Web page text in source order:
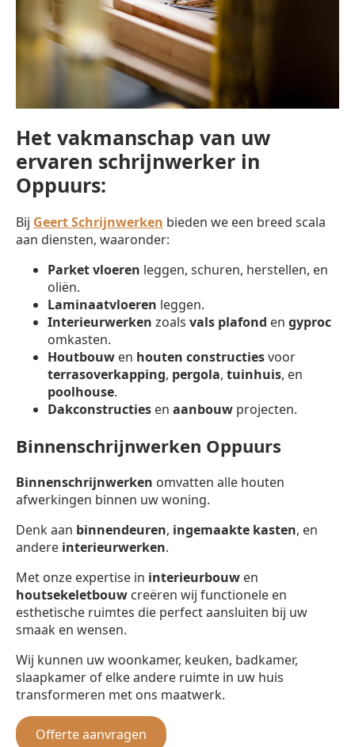
Het vakmanschap van uw
ervaren schrijnwerker in
Oppuurs:
Bij Geert Schrijnwerken bieden we een breed scala
aan diensten, waaronder:
Parket vloeren leggen, schuren, herstellen, en
oliën.
Laminaatvloeren leggen.
Interieurwerken zoals vals plafond en gyproc
omkasten.
Houtbouw en houten constructiesvoor
terrasoverkapping, pergola, tuinhuis, en
poolhouse.
Dakconstructies en aanbouw projecten.
Binnenschrijnwerken Oppuurs
Binnenschrijnwerken omvatten alle houten
afwerkingen binnen uw woning.
Denk aan binnendeuren, ingemaakte kasten, en
andere interieurwerken.
Met onze expertise in interieurbouw en
houtsekeletbouw creëren wij functionele en
esthetische ruimtes die perfect aansluiten bij uw
smaak en wensen.
Wij kunnen uw woonkamer, keuken, badkamer,
slaapkamer of elke andere ruimte in uw huis
transformeren met ons maatwerk.
Offerte aanvragen